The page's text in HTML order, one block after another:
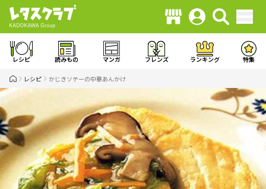
レシピ 読みもの マンガ フレンズ ランキング 特集
レシピ かじきソテーの中華あんかけ